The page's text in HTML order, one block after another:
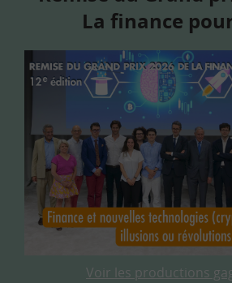
La finance
Voir les productions